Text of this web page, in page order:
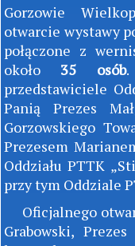
Gorzowie
otwarcie wystawy
połączone z
około 35 osób.
przedstawiciele
Panią Prezes
Gorzowskiego
Prezesem
Oddziału PTTK
przy tym Oddziale
Oficjalnego
Grabowski,